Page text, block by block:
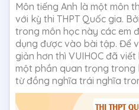
Môn tiếng Anh là một môn
với kỳ thi THPT Quốc gia.
trong môn học này các em
dụng được vào bài tập. Để
giản hơn thì VUIHOC đã
một phần quan trọng trong
từ đồng nghĩa trái nghĩa